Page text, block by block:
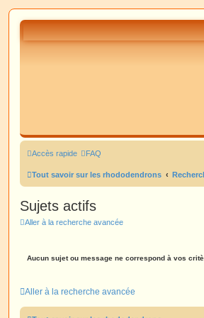
Accès rapide FAQ
Tout savoir sur les rhododendrons
Sujets actifs
Aller à la recherche avancée
Aucun sujet ou message ne correspond à vos
Aller à la recherche avancée